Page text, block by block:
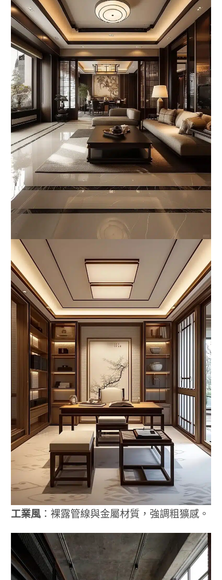
工業風 ：裸露管線與金屬材質，強調粗獷感。